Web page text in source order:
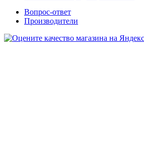
Вопрос-ответ
Производители